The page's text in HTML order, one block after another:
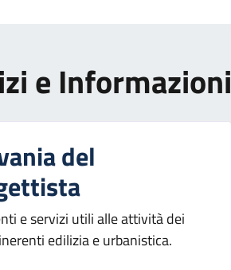
e
del
e servizi utili alle attività dei
edilizia e urbanistica.